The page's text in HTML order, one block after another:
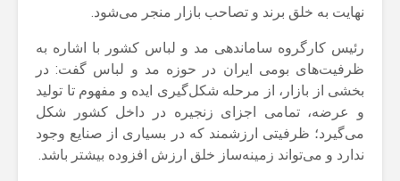
نهایت به خلق برند و تصاحب بازار منجر می‌شود.
رئیس کارگروه ساماندهی مد و لباس کشور با اشاره به
ظرفیت‌های بومی ایران در حوزه مد و لباس گفت: در
بخشی از بازار، از مرحله شکل‌گیری ایده و مفهوم تا تولید
و عرضه، تمامی اجزای زنجیره در داخل کشور شکل
می‌گیرد؛ ظرفیتی ارزشمند که در بسیاری از صنایع وجود
ندارد و می‌تواند زمینه‌ساز خلق ارزش افزوده بیشتر باشد.